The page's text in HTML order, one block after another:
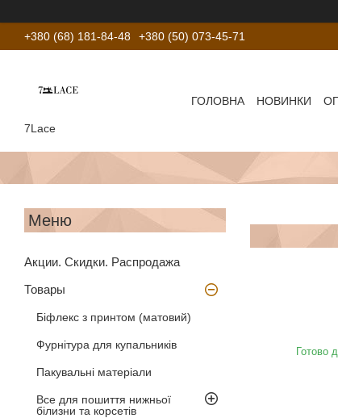
+380 (68) 181-84-48 +380 (50) 073-45-71
7Lace
ГОЛОВНА НОВИНКИ
Акции. Скидки. Распродажа
Товары
Біфлекс з принтом (матовий)
Фурнітура для купальників
Пакувальні матеріали
Все для пошиття нижньої
білизни та корсетів
Готово